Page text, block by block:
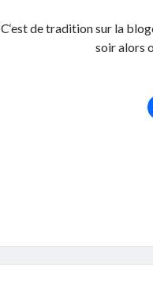
C‘est de tradition sur la
soir alors